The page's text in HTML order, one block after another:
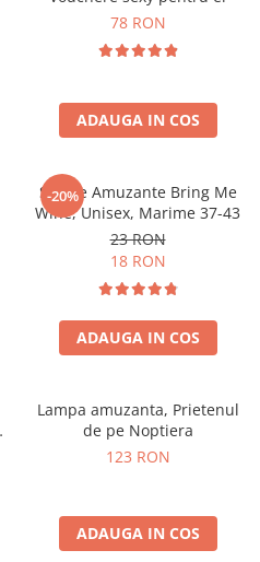
78 RON
ADAUGA IN COS
-20%
Sosete Amuzante Bring Me
Wine, Unisex, Marime 37-43
23 RON
18 RON
ADAUGA IN COS
Lampa amuzanta, Prietenul
de pe Noptiera
123 RON
ADAUGA IN COS